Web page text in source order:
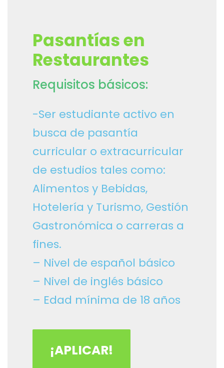
Pasantías en
Restaurantes
Requisitos básicos:
-Ser estudiante activo en
busca de pasantía
curricular o extracurricular
de estudios tales como:
Alimentos y Bebidas,
Hotelería y Turismo, Gestión
Gastronómica o carreras a
fines.
– Nivel de español básico
– Nivel de inglés básico
– Edad mínima de 18 años
¡APLICAR!